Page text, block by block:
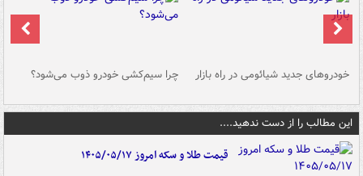
خودروهای جدید شیائومی در راه بازار چرا سیم‌کشی خودرو ذوب می‌شود؟
این مطالب را از دست ندهید....
قیمت طلا و سکه امروز ۱۴۰۵/۰۵/۱۷